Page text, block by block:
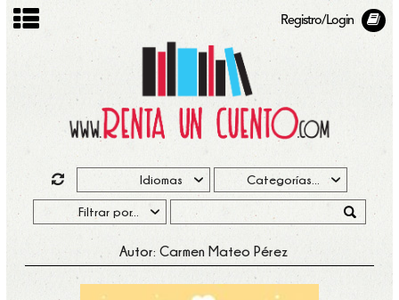
Registro/Login
Autor: Carmen Mateo Pérez